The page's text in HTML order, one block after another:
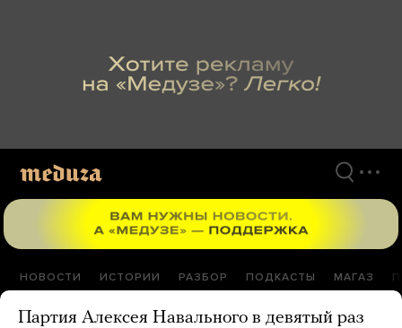
НОВОСТИ ИСТОРИИ РАЗБОР ПОДКАСТЫ МАГАЗ
Партия Алексея Навального в девятый раз